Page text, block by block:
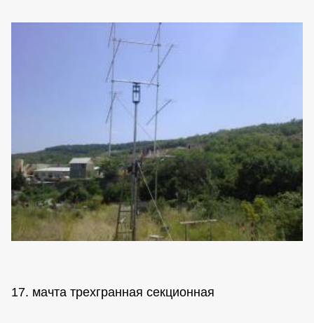
17. мачта трехгранная секционная